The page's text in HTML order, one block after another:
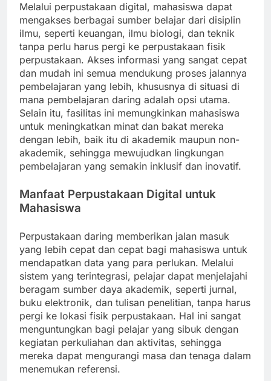
Melalui perpustakaan digital, mahasiswa dapat
mengakses berbagai sumber belajar dari disiplin
ilmu, seperti keuangan, ilmu biologi, dan teknik
tanpa perlu harus pergi ke perpustakaan fisik
perpustakaan. Akses informasi yang sangat cepat
dan mudah ini semua mendukung proses jalannya
pembelajaran yang lebih, khususnya di situasi di
mana pembelajaran daring adalah opsi utama.
Selain itu, fasilitas ini memungkinkan mahasiswa
untuk meningkatkan minat dan bakat mereka
dengan lebih, baik itu di akademik maupun non-
akademik, sehingga mewujudkan lingkungan
pembelajaran yang semakin inklusif dan inovatif.
Manfaat Perpustakaan Digital untuk
Mahasiswa
Perpustakaan daring memberikan jalan masuk
yang lebih cepat dan cepat bagi mahasiswa untuk
mendapatkan data yang para perlukan. Melalui
sistem yang terintegrasi, pelajar dapat menjelajahi
beragam sumber daya akademik, seperti jurnal,
buku elektronik, dan tulisan penelitian, tanpa harus
pergi ke lokasi fisik perpustakaan. Hal ini sangat
menguntungkan bagi pelajar yang sibuk dengan
kegiatan perkuliahan dan aktivitas, sehingga
mereka dapat mengurangi masa dan tenaga dalam
menemukan referensi.